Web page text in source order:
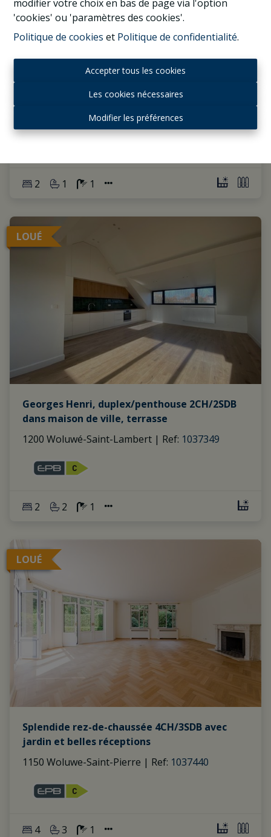
modifier votre choix en bas de page via l'option
'cookies' ou 'paramètres des cookies'.
Politique de cookies et Politique de confidentialité.
Accepter tous les cookies
Les cookies nécessaires
Modifier les préférences
1030 Schaerbeek|Ref: 1037472
2 1 1
LOUÉ
Georges Henri, duplex/penthouse 2CH/2SDB
dans maison de ville, terrasse
1200 Woluwé-Saint-Lambert | Ref: 1037349
2 2 1
LOUÉ
Splendide rez-de-chaussée 4CH/3SDB avec
jardin et belles réceptions
1150 Woluwe-Saint-Pierre | Ref: 1037440
4 3 1